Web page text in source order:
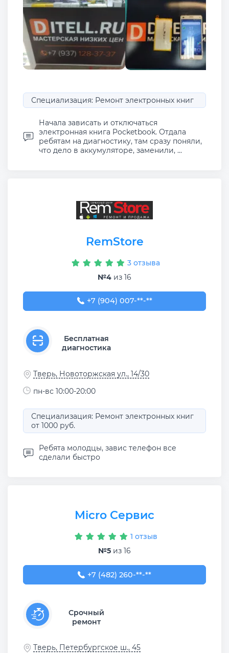
Специализация: Ремонт электронных книг
Начала зависать и отключаться
электронная книга Pocketbook. Отдала
ребятам на диагностику, там сразу поняли,
что дело в аккумуляторе, заменили, ...
RemStore
3 отзыва
№4 из 16
+7 (904) 007-41-11
+7 (904) 007-**-**
Бесплатная
диагностика
Тверь, Новоторжская ул., 14/30
пн-вс 10:00-20:00
Специализация: Ремонт электронных книг
от 1000 руб.
Ребята молодцы, завис телефон все
сделали быстро
Micro Сервис
1 отзыв
№5 из 16
+7 (482) 260-05-53
+7 (482) 260-**-**
Срочный
ремонт
Тверь, Петербургское ш., 45